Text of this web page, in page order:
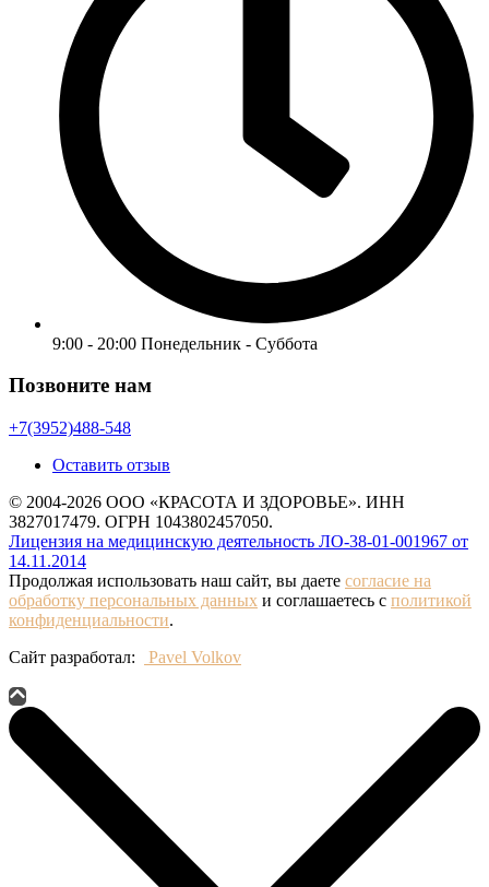
9:00 - 20:00 Понедельник - Суббота
Позвоните нам
+7(3952)488-548
Оставить отзыв
© 2004-2026 ООО «КРАСОТА И ЗДОРОВЬЕ». ИНН
3827017479. ОГРН 1043802457050.
Лицензия на медицинскую деятельность ЛО-38-01-001967 от
14.11.2014
Продолжая использовать наш сайт, вы даете согласие на
обработку персональных данных и соглашаетесь с политикой
конфиденциальности.
Сайт разработал:
Pavel Volkov